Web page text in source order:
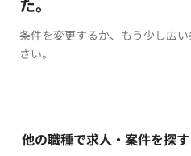
条件を変更するか、もう少し広
さい。
他の職種で求人・案件を探す